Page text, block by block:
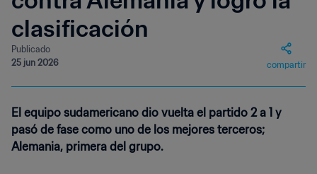
clasificación
Publicado
25 jun 2026
compartir
El equipo sudamericano dio vuelta el partido 2 a 1 y
pasó de fase como uno de los mejores terceros;
Alemania, primera del grupo.